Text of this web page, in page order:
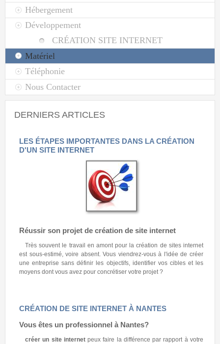
Hébergement
Développement
CRÉATION SITE INTERNET
Matériel
Téléphonie
Nous Contacter
DERNIERS ARTICLES
LES ÉTAPES IMPORTANTES DANS LA CRÉATION
D'UN SITE INTERNET
Réussir son projet de création de site internet
Très souvent le travail en amont pour la création de sites internet
est sous-estimé, voire absent. Vous viendrez-vous à l'idée de créer
une entreprise sans définir les objectifs, identifier vos cibles et les
moyens dont vous avez pour concrétiser votre projet ?
CRÉATION DE SITE INTERNET À NANTES
Vous êtes un professionnel à Nantes?
créer un site internetpeux faire la différence par rapport à votre